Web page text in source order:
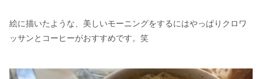
絵に描いたような、美しいモーニングをするにはやっぱりクロワ
ッサンとコーヒーがおすすめです。笑